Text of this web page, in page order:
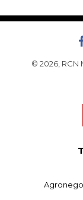
© 2026, RCN